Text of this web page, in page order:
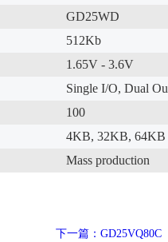
GD25WD
512Kb
1.65V - 3.6V
Single I/O, Dual
100
4KB, 32KB, 64KB
Mass production
下一篇：GD25VQ80C